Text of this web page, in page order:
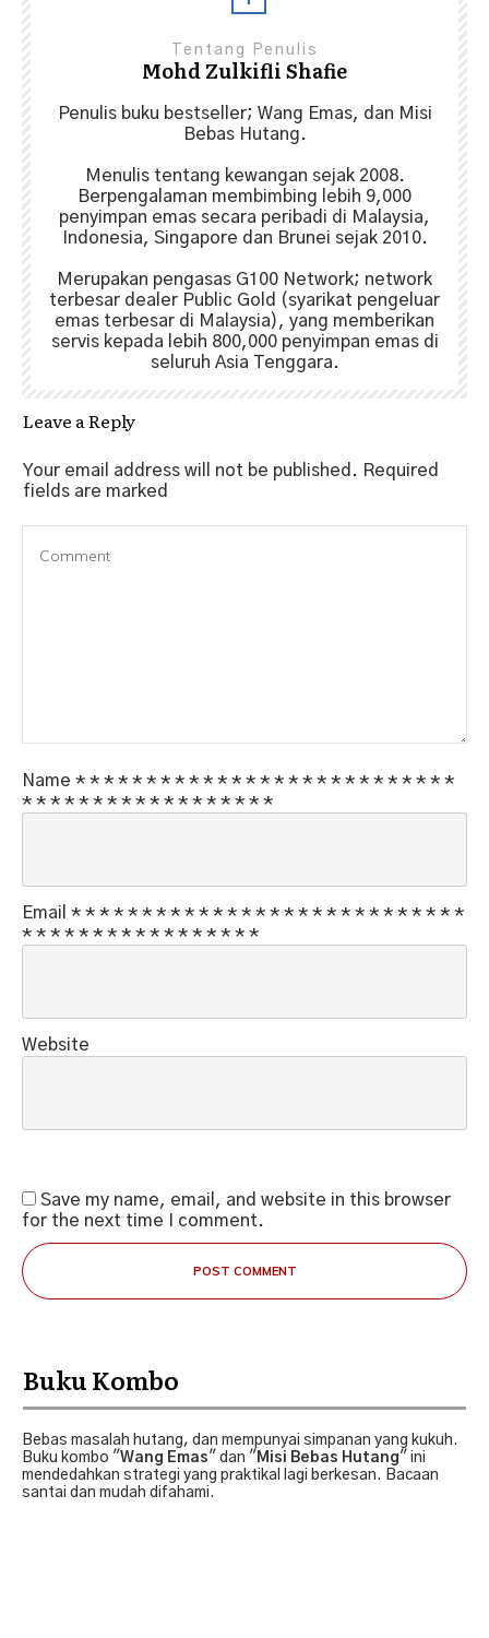
Tentang Penulis
Mohd Zulkifli Shafie
Penulis buku bestseller; Wang Emas, dan Misi
Bebas Hutang.
Menulis tentang kewangan sejak 2008.
Berpengalaman membimbing lebih 9,000
penyimpan emas secara peribadi di Malaysia,
Indonesia, Singapore dan Brunei sejak 2010.
Merupakan pengasas G100 Network; network
terbesar dealer Public Gold (syarikat pengeluar
emas terbesar di Malaysia), yang memberikan
servis kepada lebih 800,000 penyimpan emas di
seluruh Asia Tenggara.
Leave a Reply
Your email address will not be published. Required
fields are marked
Name * * * * * * * * * * * * * * * * * * * * * * * * * * *
* * * * * * * * * * * * * * * * * *
Email * * * * * * * * * * * * * * * * * * * * * * * * * * * *
* * * * * * * * * * * * * * * * *
Website
Save my name, email, and website in this browser
for the next time I comment.
POST COMMENT
Buku Kombo
Bebas masalah hutang, dan mempunyai simpanan yang kukuh.
Buku kombo "Wang Emas" dan " Misi Bebas Hutang" ini
mendedahkan strategi yang praktikal lagi berkesan. Bacaan
santai dan mudah difahami.